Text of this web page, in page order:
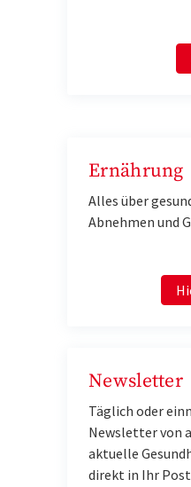
Ernährung
Alles über
Abnehmen und
Newsletter
Täglich oder
Newsletter von
aktuelle
direkt in Ihr